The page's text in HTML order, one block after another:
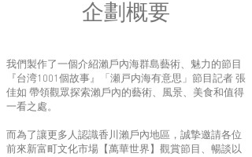
企劃概要
我們製作了一個介紹瀨戶內海群島藝術、魅力的節目
『台湾1001個故事』「瀬戸内海有意思」節目記者 張
佳如 帶領觀眾探索瀨戶內的藝術、風景、美食和值得
一看之處。
而為了讓更多人認識香川瀨戶內地區，誠摯邀請各位
前來新富町文化市場【萬華世界】觀賞節目、暢談以